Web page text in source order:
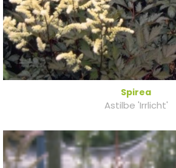
Spirea
Astilbe 'Irrlicht'